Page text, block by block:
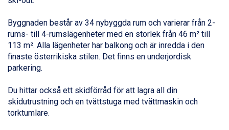
Ponte di Legno från 7.395 kr.
Bad Gastein från 6.295 kr.
Sauze dOulx från 6.145 kr.
Alleghe från 8.545 kr.
Arabba från 11.045 kr.
Cervinia från 8.245 kr.
Passo Tonale från 5.895 kr.
Bad Hofgastein från 8.595 kr.
Byggnaden består av 34 nybyggda rum och varierar från 2-
rums- till 4-rumslägenheter med en storlek från 46 m² till
113 m². Alla lägenheter har balkong och är inredda i den
finaste österrikiska stilen. Det finns en underjordisk
parkering.
Du hittar också ett skidförråd för att lagra all din
skidutrustning och en tvättstuga med tvättmaskin och
torktumlare.